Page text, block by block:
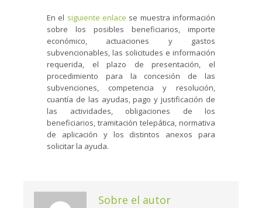
En el siguiente enlace se muestra información
sobre los posibles beneficiarios, importe
económico, actuaciones y gastos
subvencionables, las solicitudes e información
requerida, el plazo de presentación, el
procedimiento para la concesión de las
subvenciones, competencia y resolución,
cuantía de las ayudas, pago y justificación de
las actividades, obligaciones de los
beneficiarios, tramitación telepática, normativa
de aplicación y los distintos anexos para
solicitar la ayuda.
Sobre el autor